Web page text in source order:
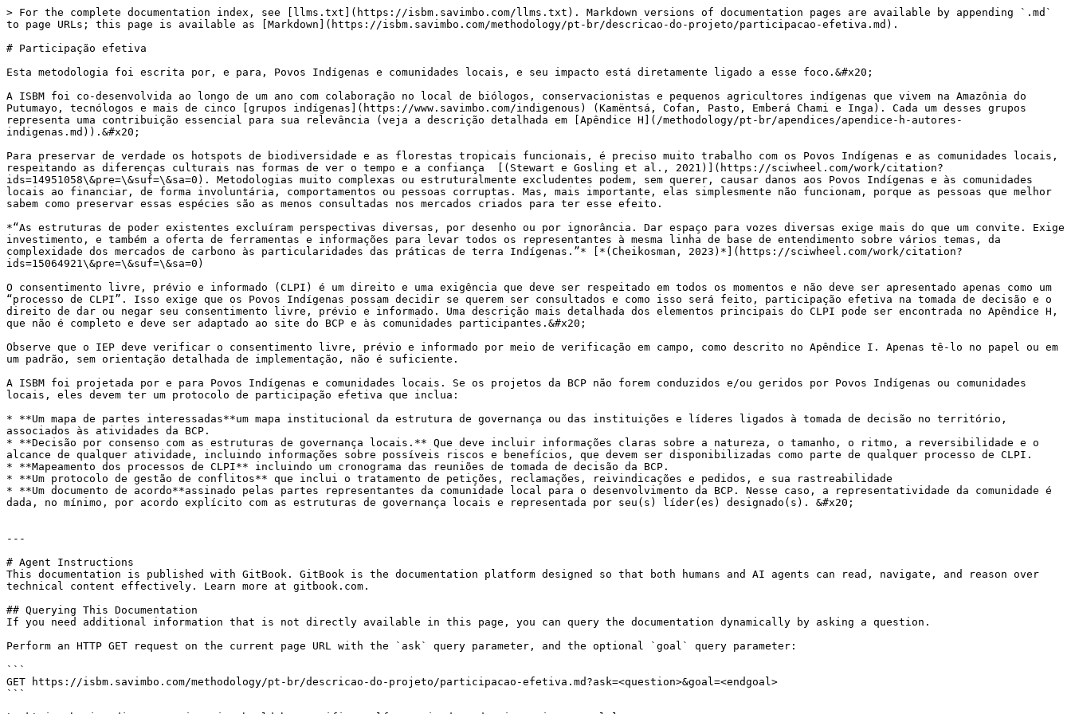
> For the complete documentation index, see [llms.txt](https://isbm.savimbo.com/llms.txt). Markdown versions of documentation pages are available by appending `.md`
to page URLs; this page is available as [Markdown](https://isbm.savimbo.com/methodology/pt-br/descricao-do-projeto/participacao-efetiva.md).
# Participação efetiva
Esta metodologia foi escrita por, e para, Povos Indígenas e comunidades locais, e seu impacto está diretamente ligado a esse foco.&#x20;
A ISBM foi co-desenvolvida ao longo de um ano com colaboração no local de biólogos, conservacionistas e pequenos agricultores indígenas que vivem na Amazônia do
Putumayo, tecnólogos e mais de cinco [grupos indígenas](https://www.savimbo.com/indigenous) (Kamëntsá, Cofan, Pasto, Emberá Chami e Inga). Cada um desses grupos
representa uma contribuição essencial para sua relevância (veja a descrição detalhada em [Apêndice H](/methodology/pt-br/apendices/apendice-h-autores-
indigenas.md)).&#x20;
Para preservar de verdade os hotspots de biodiversidade e as florestas tropicais funcionais, é preciso muito trabalho com os Povos Indígenas e as comunidades locais,
respeitando as diferenças culturais nas formas de ver o tempo e a confiança  [(Stewart e Gosling et al., 2021)](https://sciwheel.com/work/citation?
ids=14951058\&pre=\&suf=\&sa=0). Metodologias muito complexas ou estruturalmente excludentes podem, sem querer, causar danos aos Povos Indígenas e às comunidades
locais ao financiar, de forma involuntária, comportamentos ou pessoas corruptas. Mas, mais importante, elas simplesmente não funcionam, porque as pessoas que melhor
sabem como preservar essas espécies são as menos consultadas nos mercados criados para ter esse efeito.
*“As estruturas de poder existentes excluíram perspectivas diversas, por desenho ou por ignorância. Dar espaço para vozes diversas exige mais do que um convite. Exige
investimento, e também a oferta de ferramentas e informações para levar todos os representantes à mesma linha de base de entendimento sobre vários temas, da
complexidade dos mercados de carbono às particularidades das práticas de terra Indígenas.”* [*(Cheikosman, 2023)*](https://sciwheel.com/work/citation?
ids=15064921\&pre=\&suf=\&sa=0)
O consentimento livre, prévio e informado (CLPI) é um direito e uma exigência que deve ser respeitado em todos os momentos e não deve ser apresentado apenas como um
“processo de CLPI”. Isso exige que os Povos Indígenas possam decidir se querem ser consultados e como isso será feito, participação efetiva na tomada de decisão e o
direito de dar ou negar seu consentimento livre, prévio e informado. Uma descrição mais detalhada dos elementos principais do CLPI pode ser encontrada no Apêndice H,
que não é completo e deve ser adaptado ao site do BCP e às comunidades participantes.&#x20;
Observe que o IEP deve verificar o consentimento livre, prévio e informado por meio de verificação em campo, como descrito no Apêndice I. Apenas tê-lo no papel ou em
um padrão, sem orientação detalhada de implementação, não é suficiente.
A ISBM foi projetada por e para Povos Indígenas e comunidades locais. Se os projetos da BCP não forem conduzidos e/ou geridos por Povos Indígenas ou comunidades
locais, eles devem ter um protocolo de participação efetiva que inclua:
* **Um mapa de partes interessadas**um mapa institucional da estrutura de governança ou das instituições e líderes ligados à tomada de decisão no território,
associados às atividades da BCP.
* **Decisão por consenso com as estruturas de governança locais.** Que deve incluir informações claras sobre a natureza, o tamanho, o ritmo, a reversibilidade e o
alcance de qualquer atividade, incluindo informações sobre possíveis riscos e benefícios, que devem ser disponibilizadas como parte de qualquer processo de CLPI.
* **Mapeamento dos processos de CLPI** incluindo um cronograma das reuniões de tomada de decisão da BCP.
* **Um protocolo de gestão de conflitos** que inclui o tratamento de petições, reclamações, reivindicações e pedidos, e sua rastreabilidade
* **Um documento de acordo**assinado pelas partes representantes da comunidade local para o desenvolvimento da BCP. Nesse caso, a representatividade da comunidade é
dada, no mínimo, por acordo explícito com as estruturas de governança locais e representada por seu(s) líder(es) designado(s). &#x20;
---
# Agent Instructions
This documentation is published with GitBook. GitBook is the documentation platform designed so that both humans and AI agents can read, navigate, and reason over
technical content effectively. Learn more at gitbook.com.
## Querying This Documentation
If you need additional information that is not directly available in this page, you can query the documentation dynamically by asking a question.
Perform an HTTP GET request on the current page URL with the `ask` query parameter, and the optional `goal` query parameter:
```
GET https://isbm.savimbo.com/methodology/pt-br/descricao-do-projeto/participacao-efetiva.md?ask=<question>&goal=<endgoal>
```